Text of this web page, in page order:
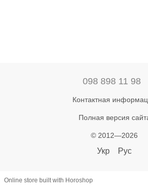
098 898 11 98
Контактная
Полная версия
© 2012—2026
Укр Рус
Online store built with Horoshop